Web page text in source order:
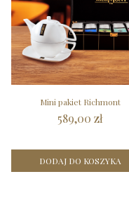
Mini pakiet Richmont
589,00 zł
DODAJ DO KOSZYKA